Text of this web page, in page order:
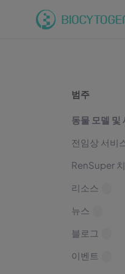
범주
동물 모델 및
전임상 서비
RenSuper
리소스
뉴스
블로그
이벤트